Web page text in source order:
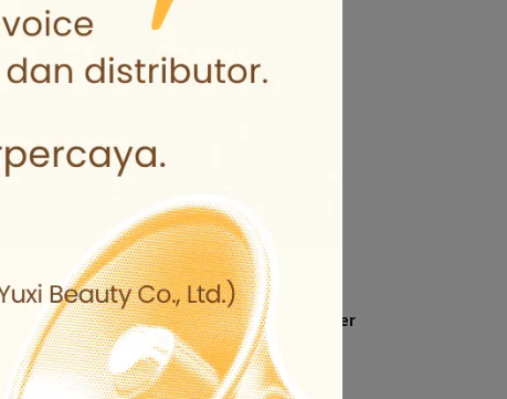
SABON Moisturizing Botanical Water
- Comforting Rose 230ml
NT$620 NT$1.980